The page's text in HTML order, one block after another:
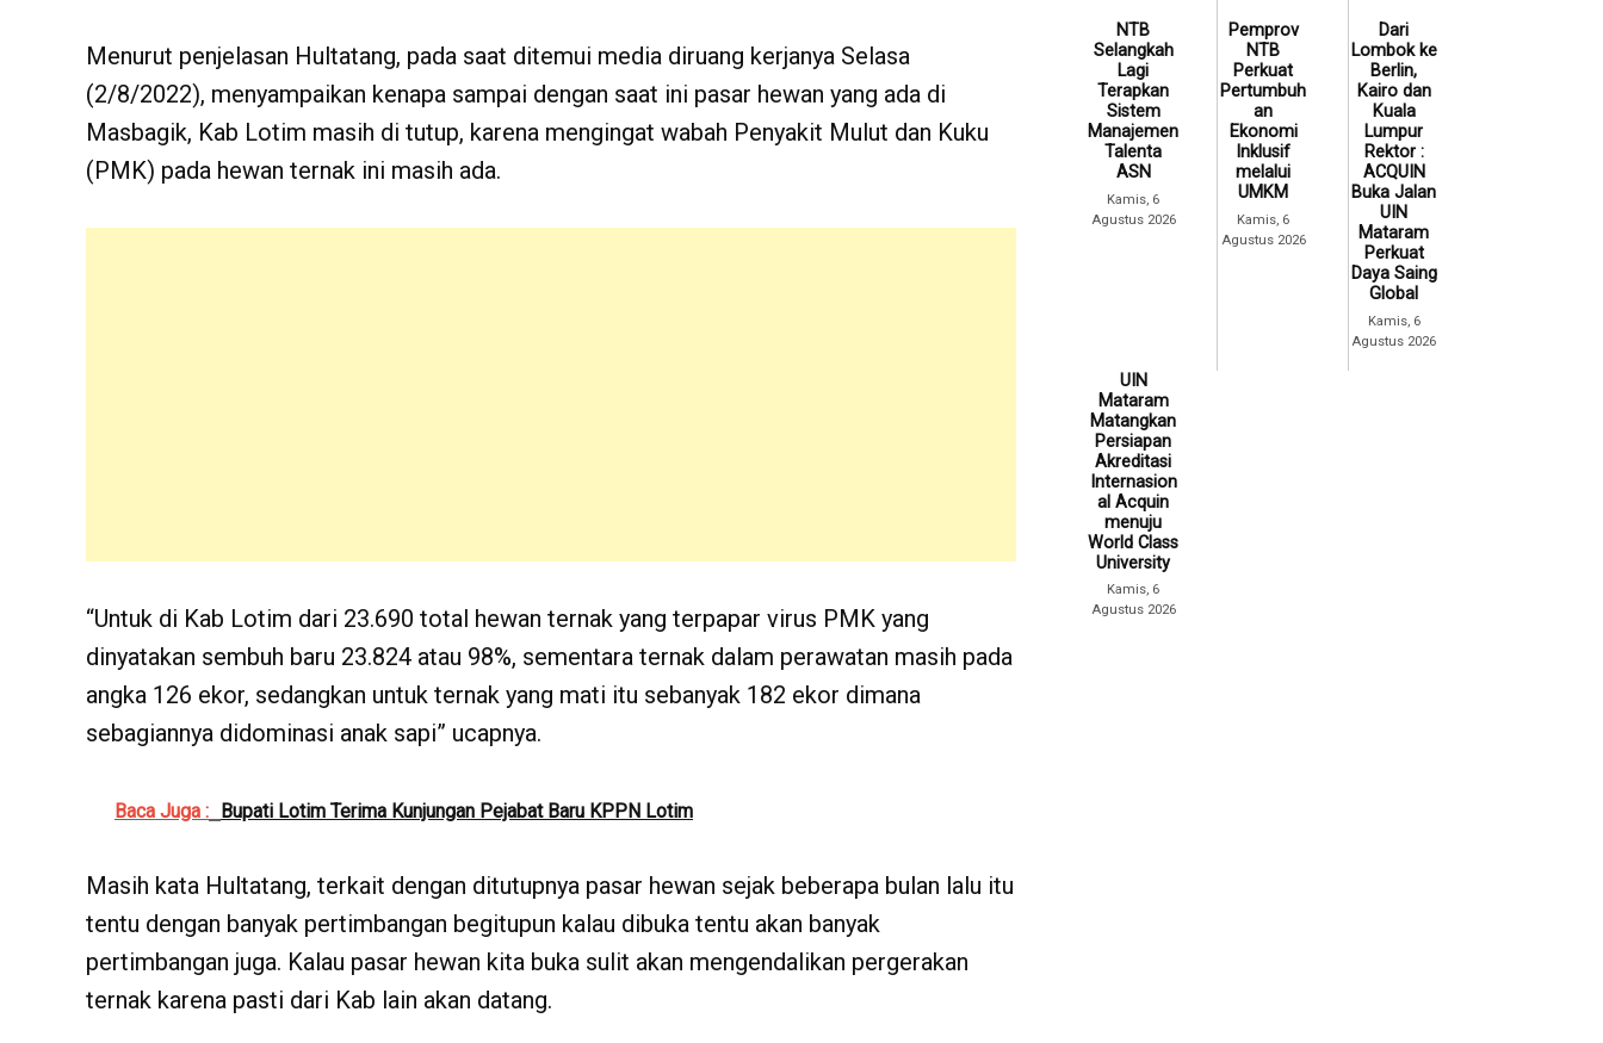
Menurut penjelasan Hultatang, pada saat ditemui media diruang kerjanya Selasa
(2/8/2022), menyampaikan kenapa sampai dengan saat ini pasar hewan yang ada di
Masbagik, Kab Lotim masih di tutup, karena mengingat wabah Penyakit Mulut dan Kuku
(PMK) pada hewan ternak ini masih ada.
“Untuk di Kab Lotim dari 23.690 total hewan ternak yang terpapar virus PMK yang
dinyatakan sembuh baru 23.824 atau 98%, sementara ternak dalam perawatan masih pada
angka 126 ekor, sedangkan untuk ternak yang mati itu sebanyak 182 ekor dimana
sebagiannya didominasi anak sapi” ucapnya.
Baca Juga : Bupati Lotim Terima Kunjungan Pejabat Baru KPPN Lotim
Masih kata Hultatang, terkait dengan ditutupnya pasar hewan sejak beberapa bulan lalu itu
tentu dengan banyak pertimbangan begitupun kalau dibuka tentu akan banyak
pertimbangan juga. Kalau pasar hewan kita buka sulit akan mengendalikan pergerakan
ternak karena pasti dari Kab lain akan datang.
NTB
Selangkah
Lagi
Terapkan
Sistem
Manajemen
Talenta
ASN
Kamis, 6
Agustus 2026
Pemprov
NTB
Perkuat
Pertumbuh
an
Ekonomi
Inklusif
melalui
UMKM
Kamis, 6
Agustus 2026
Dari
Lombok ke
Berlin,
Kairo dan
Kuala
Lumpur
Rektor :
ACQUIN
Buka Jalan
UIN
Mataram
Perkuat
Daya Saing
Global
Kamis, 6
Agustus 2026
UIN
Mataram
Matangkan
Persiapan
Akreditasi
Internasion
al Acquin
menuju
World Class
University
Kamis, 6
Agustus 2026